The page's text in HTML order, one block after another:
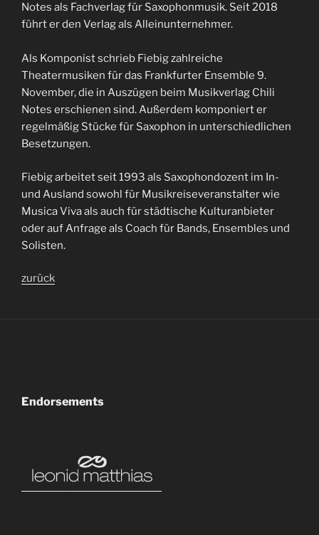
Notes als Fachverlag für Saxophonmusik. Seit 2018
führt er den Verlag als Alleinunternehmer.
Als Komponist schrieb Fiebig zahlreiche
Theatermusiken für das Frankfurter Ensemble 9.
November, die in Auszügen beim Musikverlag Chili
Notes erschienen sind. Außerdem komponiert er
regelmäßig Stücke für Saxophon in unterschiedlichen
Besetzungen.
Fiebig arbeitet seit 1993 als Saxophondozent im In-
und Ausland sowohl für Musikreiseveranstalter wie
Musica Viva als auch für städtische Kulturanbieter
oder auf Anfrage als Coach für Bands, Ensembles und
Solisten.
zurück
Endorsements